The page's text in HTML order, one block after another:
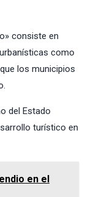
consiste en
como
los municipios
del Estado
turístico en
en el